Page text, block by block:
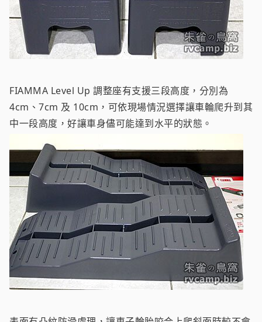
FIAMMA Level Up 調整座有支援三段高度，分別為
4cm、7cm 及 10cm，可依現場情況選擇讓車輪爬升到其
中一段高度，好讓車身儘可能達到水平的狀態。